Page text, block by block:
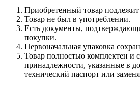
Приобретенный товар подлежит
Товар не был в употреблении.
Есть документы,
покупки.
Первоначальная упаковка
Товар полностью комплектен и
принадлежности, указанные в
технический паспорт или